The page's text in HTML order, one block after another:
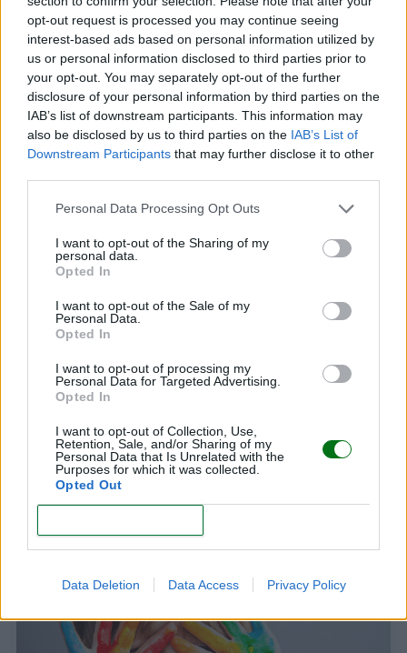
opt-out request is processed you may continue seeing
interest-based ads based on personal information utilized by
us or personal information disclosed to third parties prior to
your opt-out. You may separately opt-out of the further
disclosure of your personal information by third parties on the
IAB’s list of downstream participants. This information may
also be disclosed by us to third parties on the IAB’s List of
Downstream Participants that may further disclose it to other
Personal Data Processing Opt Outs
I want to opt-out of the Sharing of my
personal data.
Opted In
I want to opt-out of the Sale of my
Personal Data.
Opted In
I want to opt-out of processing my
Personal Data for Targeted Advertising.
Opted In
I want to opt-out of Collection, Use,
Retention, Sale, and/or Sharing of my
Personal Data that Is Unrelated with the
Purposes for which it was collected.
Opted Out
Data Deletion Data Access Privacy Policy
Manualidades para niños de 5 años: top 5
LEER
Manualidades para niños de 4 años: ¡las 5 más
originales!
LEER